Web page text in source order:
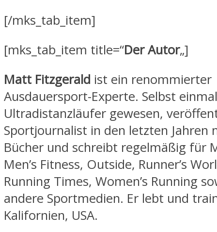
[/mks_tab_item]
[mks_tab_item title=“Der Autor„]
Matt Fitzgerald ist ein renommierter
Ausdauersport-Experte. Selbst einmal
Ultradistanzläufer gewesen,
Sportjournalist in den letzten Jahren
Bücher und schreibt regelmäßig für
Men’s Fitness, Outside, Runner’s
Running Times, Women’s Running
andere Sportmedien. Er lebt und
Kalifornien, USA.